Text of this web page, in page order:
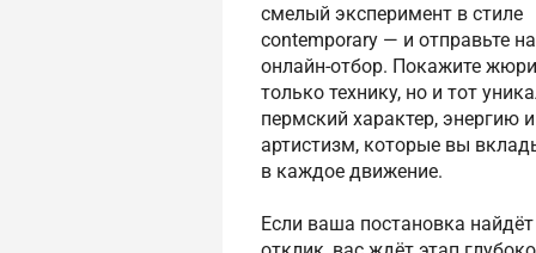
смелый эксперимент в стиле
contemporary — и отправьте на
онлайн-отбор. Покажите
только технику, но и тот
пермский характер, энергию и
артистизм, которые вы
в каждое движение.
Если ваша постановка найдёт